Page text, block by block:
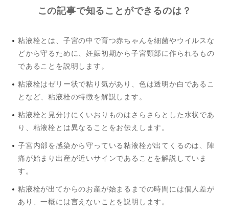
この記事で知ることができるのは？
粘液栓とは、子宮の中で育つ赤ちゃんを細菌やウイルスな
どから守るために、妊娠初期から子宮頸部に作られるもの
であることを説明します。
粘液栓はゼリー状で粘り気があり、色は透明か白であるこ
となど、粘液栓の特徴を解説します。
粘液栓と見分けにくいおりものはさらさらとした水状であ
り、粘液栓とは異なることをお伝えします。
子宮内部を感染から守っている粘液栓が出てくるのは、陣
痛が始まり出産が近いサインであることを解説していま
す。
粘液栓が出てからのお産が始まるまでの時間には個人差が
あり、一概には言えないことを説明します。